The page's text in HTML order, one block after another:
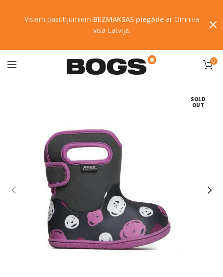
0
SOLD
OUT
Visiem pasūtījumiem BEZMAKSAS piegādear Omniva
visā Latvijā.